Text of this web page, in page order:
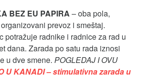
BEZ EU PAPIRA – oba pola,
prevoz i smeštaj.
potražuje radnike i radnice za rad u
dana. Zarada po satu rada iznosi
u dve smene. POGLEDAJ I OVU
U KANADI – stimulativna zarada u